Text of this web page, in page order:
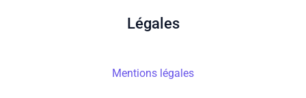
Légales
Mentions légales